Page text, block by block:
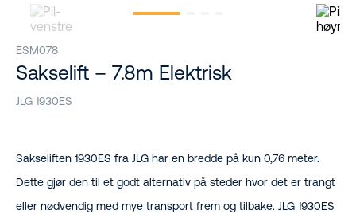
ESM078
Sakselift – 7.8m Elektrisk
JLG 1930ES
Sakseliften 1930ES fra JLG har en bredde på kun 0,76 meter.
Dette gjør den til et godt alternativ på steder hvor det er trangt
eller nødvendig med mye transport frem og tilbake. JLG 1930ES